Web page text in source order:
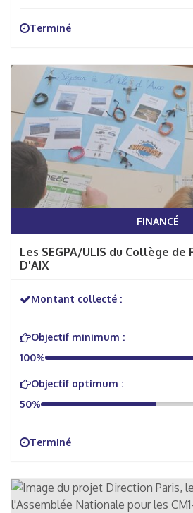
Terminé
FINANCÉ
Les SEGPA/ULIS du Collège de
D'AIX
Montant collecté :
Objectif minimum :
100%
Objectif optimum :
50%
Terminé